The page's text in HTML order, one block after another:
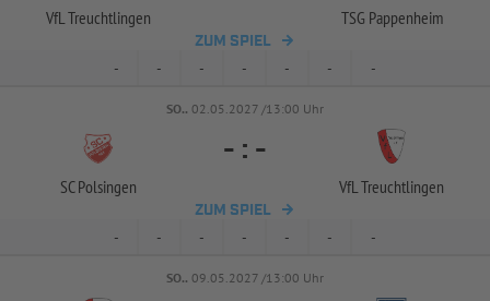
VfL Treuchtlingen TSG Pappenheim
ZUM SPIEL
- - - - - - -
SO.. 02.05.2027 /13:00 Uhr
SC Polsingen
- : -
VfL Treuchtlingen
ZUM SPIEL
- - - - - - -
SO.. 09.05.2027 /13:00 Uhr